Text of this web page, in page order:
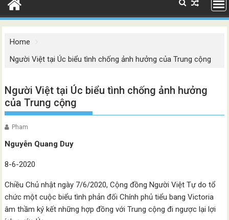
Home
Người Việt tại Úc biểu tình chống ảnh hưởng của Trung cộng
Người Việt tại Úc biểu tình chống ảnh hưởng
của Trung cộng
Pham
Nguyễn Quang Duy
8-6-2020
Chiều Chủ nhật ngày 7/6/2020, Cộng đồng Người Việt Tự do tổ
chức một cuộc biểu tình phản đối Chính phủ tiểu bang Victoria
âm thầm ký kết những hợp đồng với Trung cộng đi ngược lại lợi